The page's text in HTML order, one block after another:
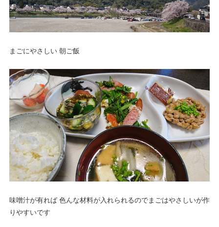
まごにやさしい 朝ご飯
味噌汁が有れば 色んな材料が入れられるのでまごはやさしいが作
りやすいです